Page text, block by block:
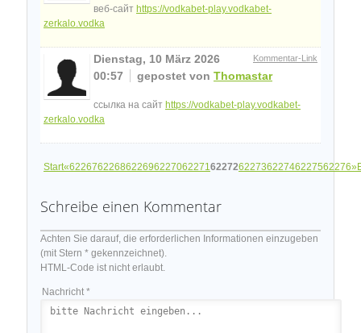
веб-сайт https://vodkabet-play.vodkabet-
zerkalo.vodka
Kommentar-Link
Dienstag, 10 März 2026
00:57
gepostet von Thomastar
ссылка на сайт https://vodkabet-play.vodkabet-
zerkalo.vodka
Start«62267622686226962270622716227262273622746227562276»
Schreibe einen Kommentar
Achten Sie darauf, die erforderlichen Informationen einzugeben
(mit Stern * gekennzeichnet).
HTML-Code ist nicht erlaubt.
Nachricht *